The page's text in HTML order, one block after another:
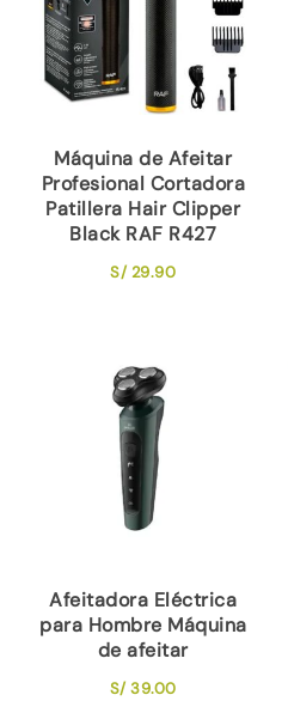
Máquina de Afeitar
Profesional Cortadora
Patillera Hair Clipper
Black RAF R427
S/29.90
Afeitadora Eléctrica
para Hombre Máquina
de afeitar
S/39.00